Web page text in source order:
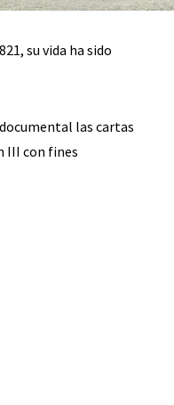
su vida ha sido
las cartas
III con fines